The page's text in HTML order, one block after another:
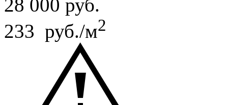
28 000 руб.
233 руб./м2